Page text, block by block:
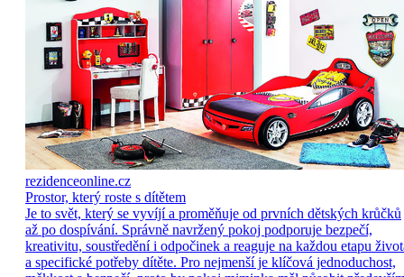
rezidenceonline.cz
Prostor, který roste s dítětem
Je to svět, který se vyvíjí a proměňuje od prvních dětských krůčků
až po dospívání. Správně navržený pokoj podporuje bezpečí,
kreativitu, soustředění i odpočinek a reaguje na každou etapu
a specifické potřeby dítěte. Pro nejmenší je klíčová jednoduchost,